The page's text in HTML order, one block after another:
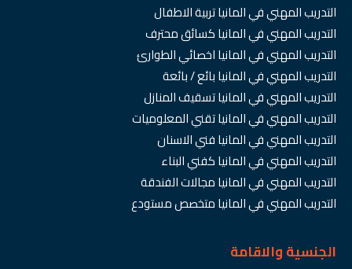
التدريب المهني في المانيا تربية الاطفال
التدريب المهني في المانيا كسائق محترف
التدريب المهني في المانيا اخصائي الطوارئ
التدريب المهني في المانيا بائع / بائعة
التدريب المهني في المانيا تسقيف المنازل
التدريب المهني في المانيا تقني المعلوميات
التدريب المهني في المانيا فني الاسنان
التدريب المهني في المانيا كفني البناء
التدريب المهني في المانيا مجالات الفندقة
التدريب المهني في المانيا متخصص مستودع
الجنسية والاقامة